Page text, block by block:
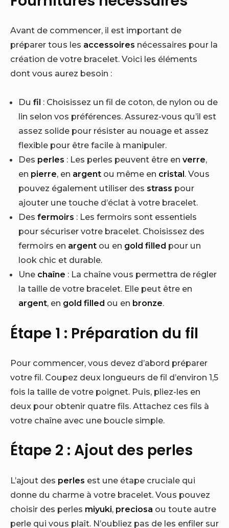
Avant de commencer, il est important de
préparer tous les accessoires nécessaires pour la
création de votre bracelet. Voici les éléments
dont vous aurez besoin :
Dufil : Choisissez un fil de coton, de nylon ou de
lin selon vos préférences. Assurez-vous qu’il est
assez solide pour résister au nouage et assez
flexible pour être facile à manipuler.
Des perles : Les perles peuvent être enverre,
en pierre, en argent ou même en cristal. Vous
pouvez également utiliser des strass pour
ajouter une touche d’éclat à votre bracelet.
Desfermoirs : Les fermoirs sont essentiels
pour sécuriser votre bracelet. Choisissez des
fermoirs en argent ou en gold filled pour un
look chic et durable.
Une chaîne : La chaîne vous permettra de régler
la taille de votre bracelet. Elle peut être en
argent, en gold filled ou en bronze.
Étape 1 : Préparation du fil
Pour commencer, vous devez d’abord préparer
votre fil. Coupez deux longueurs de fil d’environ 1,5
fois la taille de votre poignet. Puis, pliez-les en
deux pour obtenir quatre fils. Attachez ces fils à
votre chaîne avec une boucle simple.
Étape 2 : Ajout des perles
L’ajout des perles est une étape cruciale qui
donne du charme à votre bracelet. Vous pouvez
choisir des perles miyuki, preciosa ou toute autre
perle qui vous plaît. N’oubliez pas de les enfiler sur